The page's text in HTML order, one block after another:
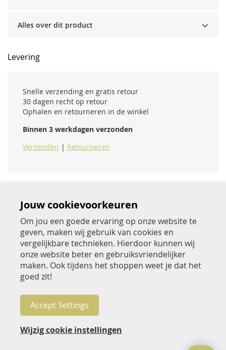
Alles over dit product
Levering
Snelle verzending en gratis retour
30 dagen recht op retour
Ophalen en retourneren in de winkel
Binnen 3 werkdagen verzonden
Verzenden | Retourneren
Over Jac Hensen
Beoordeel Jac Hensen
Klantenservice
Betaalwijzen
Volg Jac Hensen
Nieuwsbrief
Jouw cookievoorkeuren
Om jou een goede ervaring op onze website te
geven, maken wij gebruik van cookies en
vergelijkbare technieken. Hierdoor kunnen wij
onze website beter en gebruiksvriendelijker
maken. Ook tijdens het shoppen weet je dat het
goed zit!
Accept Settings
Wijzig cookie instellingen